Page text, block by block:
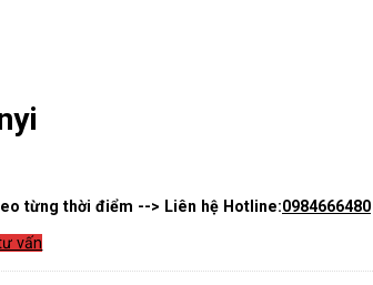
từng thời điểm --> Liên hệ Hotline:0984666480
vấn